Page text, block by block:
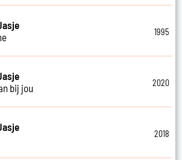
1995
bij jou
2020
2018